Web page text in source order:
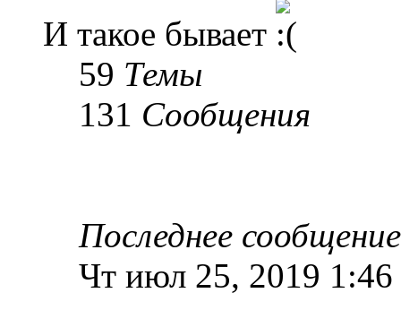
И такое бывает
59 Темы
131 Сообщения
Последнее сообщение
Чт июл 25, 2019 1:46